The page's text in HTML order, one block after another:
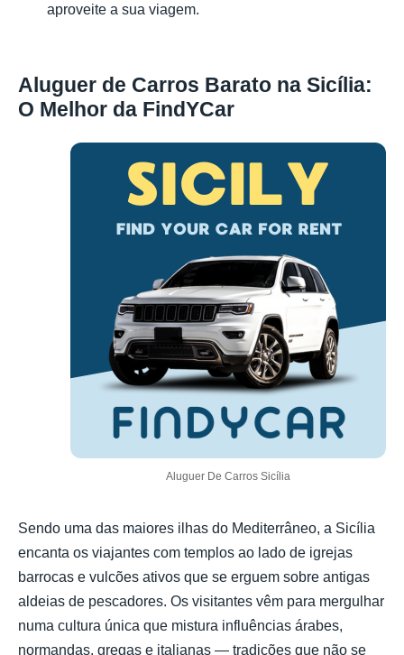
aproveite a sua viagem.
Aluguer de Carros Barato na Sicília:
O Melhor da FindYCar
Aluguer De Carros Sicília
Sendo uma das maiores ilhas do Mediterrâneo, a Sicília
encanta os viajantes com templos ao lado de igrejas
barrocas e vulcões ativos que se erguem sobre antigas
aldeias de pescadores. Os visitantes vêm para mergulhar
numa cultura única que mistura influências árabes,
normandas, gregas e italianas — tradições que não se